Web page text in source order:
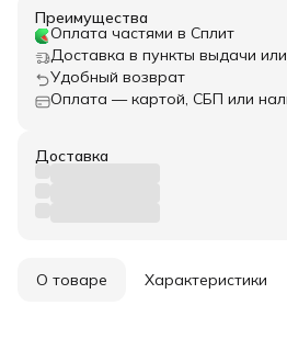
Преимущества
Оплата частями в Сплит
Доставка в пункты выдачи
Удобный возврат
Оплата — картой, СБП или
Доставка
О товаре Характеристики